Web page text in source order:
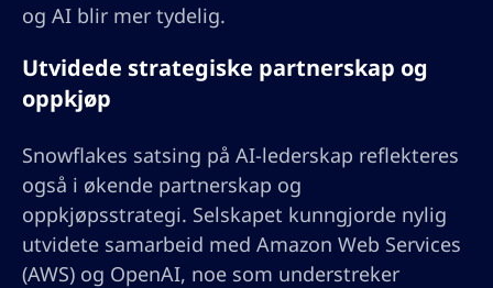
og AI blir mer tydelig.
Utvidede strategiske partnerskap og
oppkjøp
Snowflakes satsing på AI-lederskap reflekteres
også i økende partnerskap og
oppkjøpsstrategi. Selskapet kunngjorde nylig
utvidete samarbeid med Amazon Web Services
(AWS) og OpenAI, noe som understreker